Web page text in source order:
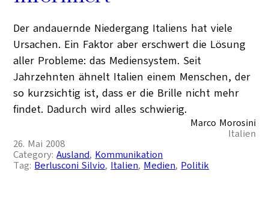
Der andauernde Niedergang Italiens hat viele
Ursachen. Ein Faktor aber erschwert die Lösung
aller Probleme: das Mediensystem. Seit
Jahrzehnten ähnelt Italien einem Menschen, der
so kurzsichtig ist, dass er die Brille nicht mehr
findet. Dadurch wird alles schwierig.
Marco Morosini
Italien
26. Mai 2008
Category:Ausland, Kommunikation
Tag:Berlusconi Silvio, Italien, Medien, Politik